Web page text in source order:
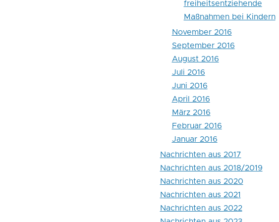
freiheitsentziehende
Maßnahmen bei Kindern
November 2016
September 2016
August 2016
Juli 2016
Juni 2016
April 2016
März 2016
Februar 2016
Januar 2016
Nachrichten aus 2017
Nachrichten aus 2018/2019
Nachrichten aus 2020
Nachrichten aus 2021
Nachrichten aus 2022